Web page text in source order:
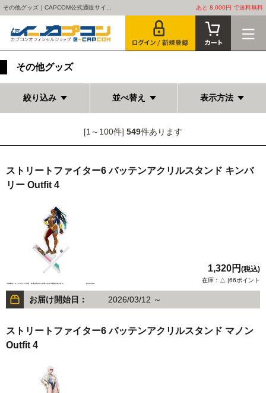
その他グッズ｜CAPCOM公式通販サイ... あと 8,000円 で送料無料
その他グッズ
絞り込み 並べ替え 表示方法
[1～100件] 549件あります
ストリートファイター6 バッテンアクリルスタンド キンバ
リー Outfit 4
1,320円 (税込)
在庫：△ |66ポイント
お届け開始日： 2026/03/12 ～
ストリートファイター6 バッテンアクリルスタンド マノン
Outfit 4